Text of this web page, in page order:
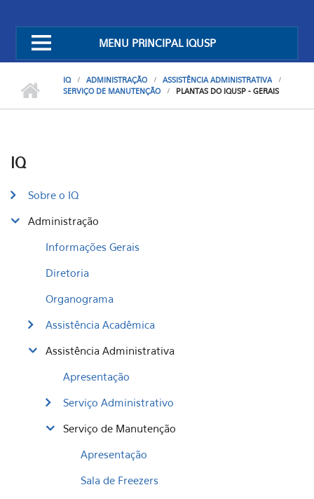
MENU PRINCIPAL IQUSP
IQ ADMINISTRAÇÃO
ASSISTÊNCIA ADMINISTRATIVA
SERVIÇO DE MANUTENÇÃO
PLANTAS DO IQUSP - GERAIS
IQ
Sobre o IQ
Administração
Informações Gerais
Diretoria
Organograma
Assistência Acadêmica
Assistência Administrativa
Apresentação
Serviço Administrativo
Serviço de Manutenção
Apresentação
Sala de Freezers